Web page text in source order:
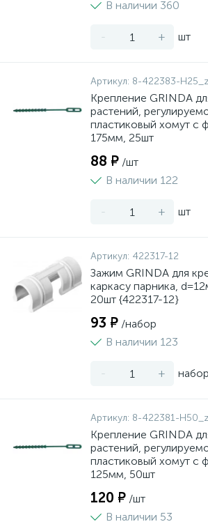
В наличии 360
- + шт
Артикул: 8-422383-
Крепление GRINDA
растений,
пластиковый хомут с
175мм, 25шт
88 ₽ /шт
В наличии 122
- + шт
Артикул: 422317-12
Зажим GRINDA для
каркасу парника,
20шт {422317-12}
93 ₽ /набор
В наличии 123
- + набор
Артикул: 8-422381-
Крепление GRINDA
растений,
пластиковый хомут с
125мм, 50шт
120 ₽ /шт
В наличии 53